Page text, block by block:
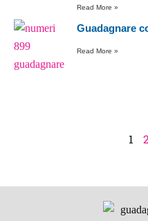
Read More »
Guadagnare
Read More »
1